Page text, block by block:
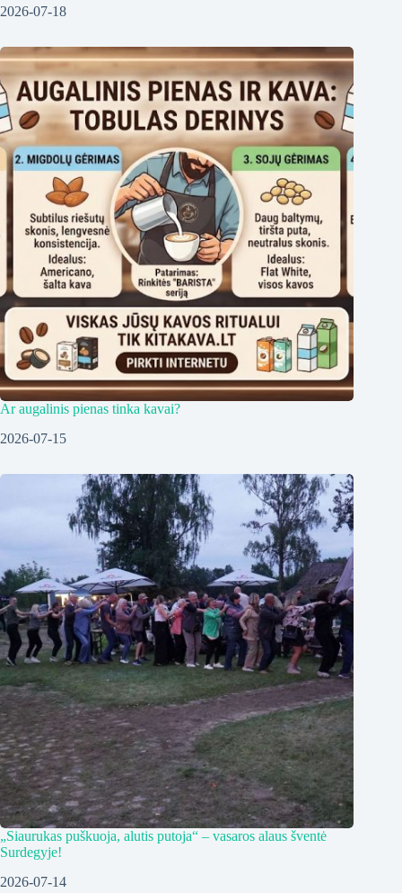
2026-07-18
Ar augalinis pienas tinka kavai?
2026-07-15
„Siaurukas puškuoja, alutis putoja“ – vasaros alaus šventė
Surdegyje!
2026-07-14